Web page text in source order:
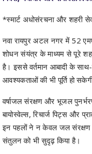
शोधन संयंत्र के माध्यम से पूरे
है। इससे वर्तमान आबादी के
आवश्यकताओं की भी पूर्ति हो
वर्षाजल संरक्षण और भूजल
बायोस्वेल्स, रिचार्ज पिट्स और
इन पहलों ने न केवल जल संरक्षण
संतुलन को भी सुदृढ़ किया है।
*परिवहन और कनेक्टिविटी को